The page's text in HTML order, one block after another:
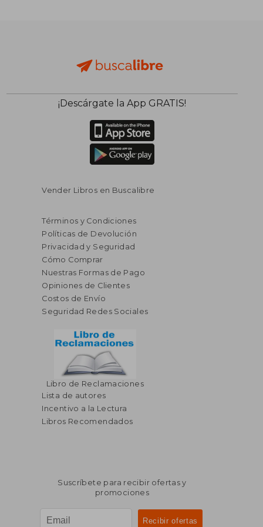
¡Descárgate la App GRATIS!
Vender Libros en Buscalibre
Términos y Condiciones
Políticas de Devolución
Privacidad y Seguridad
Cómo Comprar
Nuestras Formas de Pago
Opiniones de Clientes
Costos de Envío
Seguridad Redes Sociales
Libro de Reclamaciones
Lista de autores
Incentivo a la Lectura
Libros Recomendados
Suscríbete para recibir ofertas y
promociones